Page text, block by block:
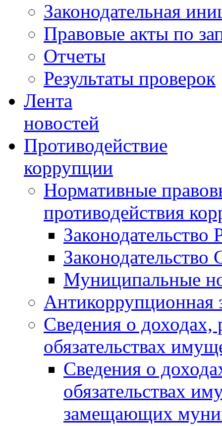
Законодательная
Правовые акты по
Отчеты
Результаты проверок
Лента
новостей
Противодействие
коррупции
Нормативные
противодействия
Законодательство
Муниципальные
Антикоррупционная
Сведения о доходах,
обязательствах
Сведения о
обязательствах
замещающих